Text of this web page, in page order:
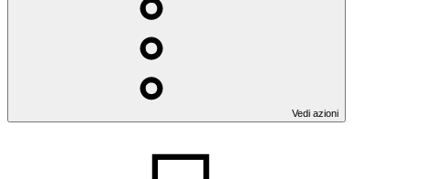
Vedi azioni